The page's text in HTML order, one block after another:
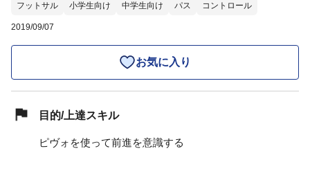
フットサル 小学生向け 中学生向け パス コントロール
2019/09/07
お気に入り
目的/上達スキル
ピヴォを使って前進を意識する